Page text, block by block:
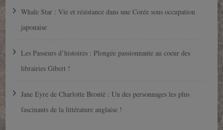
Whale Star : Vie et résistance dans une Corée sous occupation
japonaise
Les Passeurs d’histoires : Plongée passionnante au coeur des
librairies Gibert !
Jane Eyre de Charlotte Brontë : Un des personnages les plus
fascinants de la littérature anglaise !